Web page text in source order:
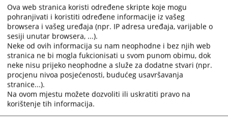
- da ima opštu zdravstvenu sposobnost,
- da nije osuđivan za krivično djelo na bezuslovnu
kaznu zatvora od najmanje šest mjeseci ili za krivično
djelo koje ga čini nepodobnim za obavljanje poslova u
sudu,
- da ispunjava i druge uslove utvrđene zakonom,
drugim propisima ili aktom o unutrašnjoj organizaciji i
sistematizaciji radnih mjesta u sudu
Pored naprijed navedenih uslova, potrebno je da
kandidat i spunjava i posebne uslove:
Ova web stranica koristi određene skripte koje mogu
pohranjivati i koristiti određene informacije iz vašeg
browsera i vašeg uređaja (npr. IP adresa uređaja, varijable o
sesiji unutar browsera, ...).
Neke od ovih informacija su nam neophodne i bez njih web
stranica ne bi mogla fukcionisati u svom punom obimu, dok
neke nisu prijeko neophodne a služe za dodatne stvari (npr.
procjenu nivoa posjećenosti, budućeg usavršavanja
stranice...).
Na ovom mjestu možete dozvoliti ili uskratiti pravo na
korištenje tih informacija.